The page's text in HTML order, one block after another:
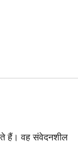
हैं। वह संवेदनशील